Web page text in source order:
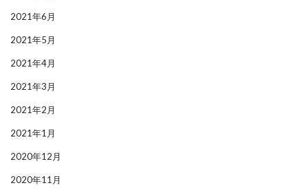
2021年6月
2021年5月
2021年4月
2021年3月
2021年2月
2021年1月
2020年12月
2020年11月